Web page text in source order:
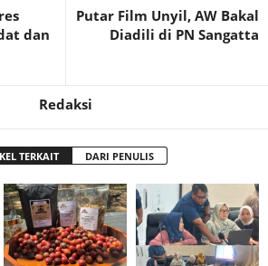
dan
Putar Film Unyil, AW Bakal
Diadili di PN Sangatta
Redaksi
TERKAIT DARI PENULIS